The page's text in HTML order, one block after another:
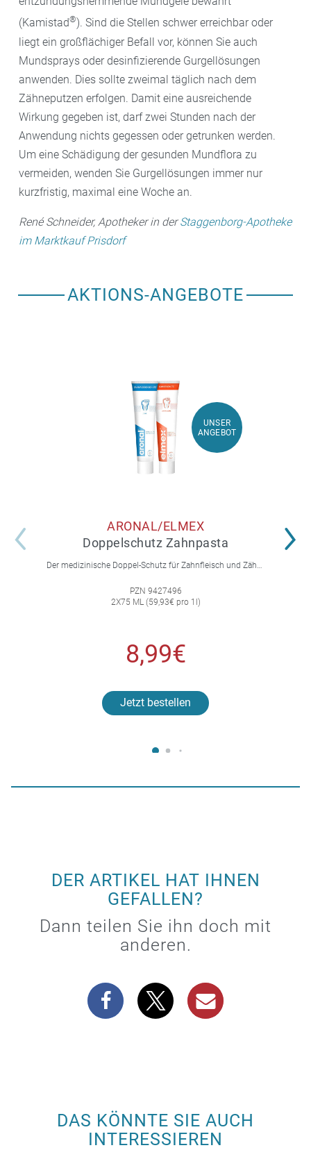
(Kamistad®). Sind die Stellen schwer erreichbar oder
liegt ein großflächiger Befall vor, können Sie auch
Mundsprays oder desinfizierende Gurgellösungen
anwenden. Dies sollte zweimal täglich nach dem
Zähneputzen erfolgen. Damit eine ausreichende
Wirkung gegeben ist, darf zwei Stunden nach der
Anwendung nichts gegessen oder getrunken werden.
Um eine Schädigung der gesunden Mundflora zu
vermeiden, wenden Sie Gurgellösungen immer nur
kurzfristig, maximal eine Woche an.
René Schneider, Apotheker in derStaggenborg-Apotheke
im Marktkauf Prisdorf
AKTIONS-ANGEBOTE
UNSER
ANGEBOT
UNSER
ANGEBOT
ARONAL/ELMEX
Doppelschutz Zahnpasta
PZN 9427496
2X75 ML (59,93€ pro 1l)
8,99€
Jetzt bestellen
DER ARTIKEL HAT IHNEN
GEFALLEN?
Dann teilen Sie ihn doch mit
anderen.
DAS KÖNNTE SIE AUCH
INTERESSIEREN